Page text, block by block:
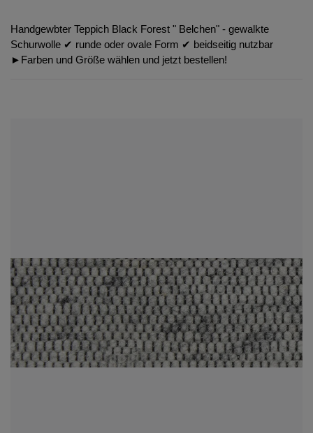
Handgewbter Teppich Black Forest " Belchen" - gewalkte
Schurwolle ✔︎ runde oder ovale Form ✔︎ beidseitig nutzbar
►Farben und Größe wählen und jetzt bestellen!